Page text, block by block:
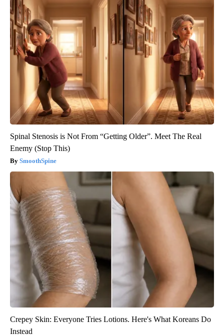
Spinal Stenosis is Not From “Getting Older”. Meet The Real
Enemy (Stop This)
SmoothSpine
Crepey Skin: Everyone Tries Lotions. Here's What Koreans Do
Instead